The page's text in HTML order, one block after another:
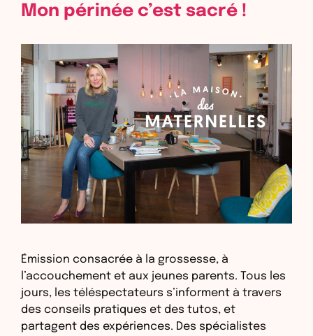
Mon périnée c’est sacré !
Émission consacrée à la grossesse, à
l’accouchement et aux jeunes parents. Tous les
jours, les téléspectateurs s’informent à travers
des conseils pratiques et des tutos, et
partagent des expériences. Des spécialistes